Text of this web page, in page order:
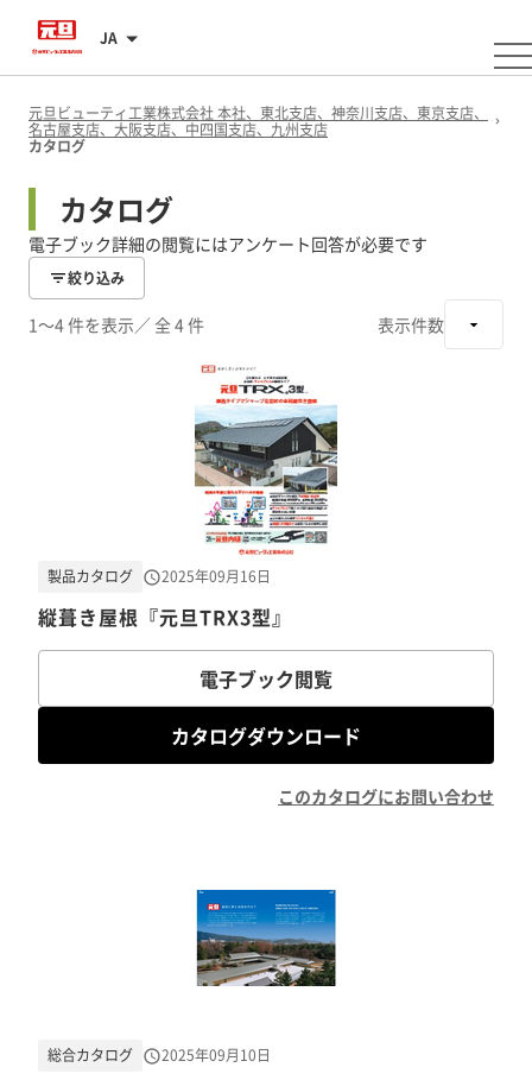
JA
元旦ビューティ工業株式会社 本社、東北支店、神奈川支店、東京支店、
名古屋支店、大阪支店、中四国支店、九州支店
カタログ
カタログ
電子ブック詳細の閲覧にはアンケート回答が必要です
絞り込み
1～4 件を表示／ 全 4 件 表示件数
縦葺き屋根『元旦TRX3型』
製品カタログ 2025年09月16日
電子ブック閲覧
カタログダウンロード
このカタログにお問い合わせ
総合カタログ 2025年09月10日